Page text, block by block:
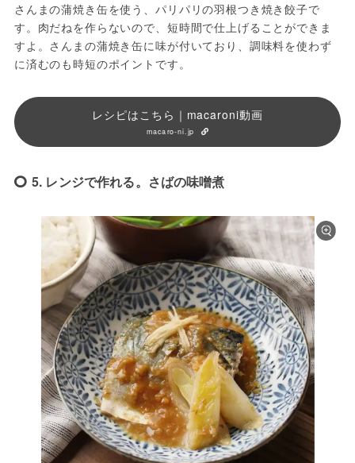
さんまの蒲焼き缶を使う、パリパリの羽根つき焼き餃子で
す。肉だねを作らないので、短時間で仕上げることができま
すよ。さんまの蒲焼き缶に味が付いており、調味料を使わず
に済むのも時短のポイントです。
レシピはこちら｜macaroni動画
macaro-ni.jp
5. レンジで作れる。さばの味噌煮